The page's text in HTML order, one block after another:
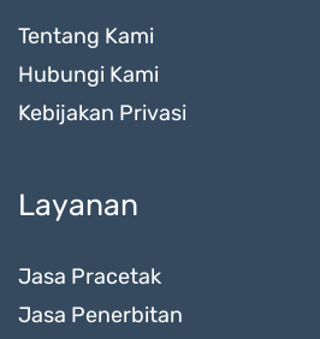
Tentang Kami
Hubungi Kami
Kebijakan Privasi
Layanan
Jasa Pracetak
Jasa Penerbitan